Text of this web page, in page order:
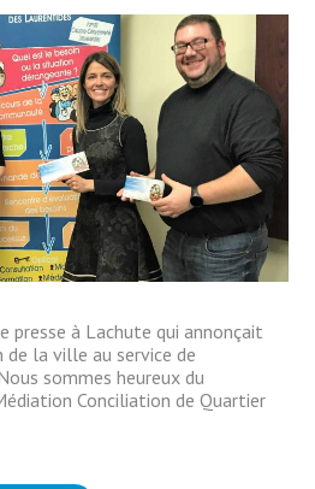
presse à Lachute qui annonçait
la ville au service de
sommes heureux du
Conciliation de Quartier